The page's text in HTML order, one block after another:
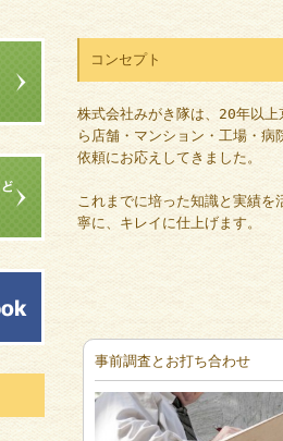
コンセプト
株式会社みがき隊は、20年以
ら店舗・マンション・工場・
依頼にお応えしてきました。
これまでに培った知識と実績
寧に、キレイに仕上げます。
事前調査とお打ち合わせ